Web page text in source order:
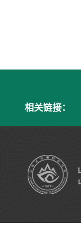
相关链接：